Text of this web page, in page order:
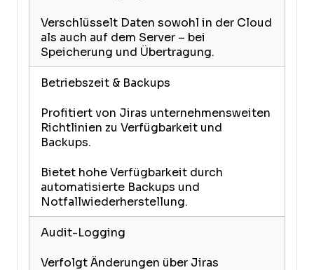
Verschlüsselt Daten sowohl in der Cloud
als auch auf dem Server – bei
Speicherung und Übertragung.
Betriebszeit & Backups
Profitiert von Jiras unternehmensweiten
Richtlinien zu Verfügbarkeit und
Backups.
Bietet hohe Verfügbarkeit durch
automatisierte Backups und
Notfallwiederherstellung.
Audit-Logging
Verfolgt Änderungen über Jiras